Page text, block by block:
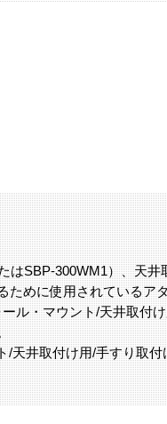
はSBP-300WM1）、天井
ために使用されているア
ル・マウント/天井取付
/天井取付け用/手すり取